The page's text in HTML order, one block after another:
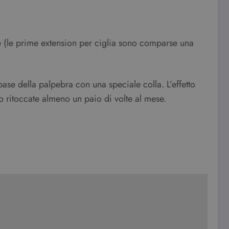
prime extension per ciglia sono comparse una
della palpebra con una speciale colla. L’effetto
ritoccate almeno un paio di volte al mese.